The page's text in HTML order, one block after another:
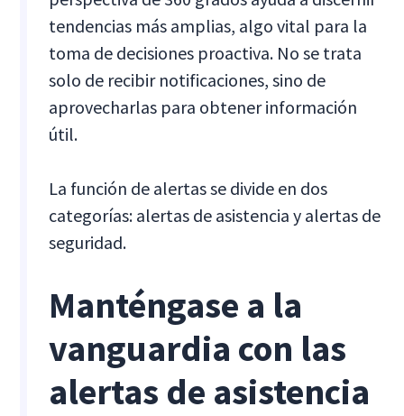
tendencias más amplias, algo vital para la
toma de decisiones proactiva. No se trata
solo de recibir notificaciones, sino de
aprovecharlas para obtener información
útil.
La función de alertas se divide en dos
categorías: alertas de asistencia y alertas de
seguridad.
Manténgase a la
vanguardia con las
alertas de asistencia